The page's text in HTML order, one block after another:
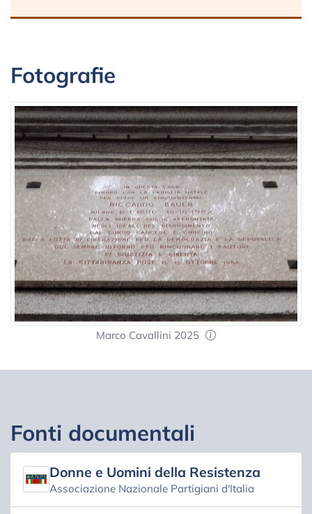
Fotografie
Marco Cavallini 2025
Fonti documentali
Donne e Uomini della Resistenza
Associazione Nazionale Partigiani d'Italia